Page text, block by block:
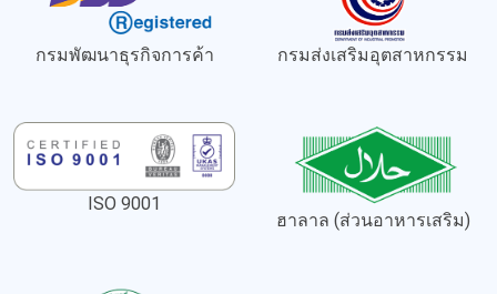
กรมพัฒนาธุรกิจการค้า กรมส่งเสริมอุตสาหกรรม
ISO 9001
ฮาลาล (ส่วนอาหารเสริม)